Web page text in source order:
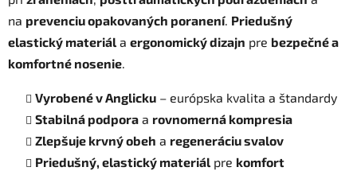
na prevenciu opakovaných poranení. Priedušný
elastický materiál a ergonomický dizajn pre bezpečné a
komfortné nosenie.
Vyrobené v Anglicku – európska kvalita a štandardy
Stabilná podpora a rovnomerná kompresia
Zlepšuje krvný obeh a regeneráciu svalov
Priedušný, elastický materiál pre komfort